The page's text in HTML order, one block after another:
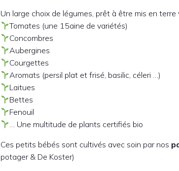
Un large choix de légumes, prêt à être mis en
Tomates (une 15aine de variétés)
Concombres
Aubergines
Courgettes
Aromats (persil plat et frisé, basilic, céleri …)
Laitues
Bettes
Fenouil
… Une multitude de plants certifiés bio
Ces petits bébés sont cultivés avec soin par nos
potager & De Koster)